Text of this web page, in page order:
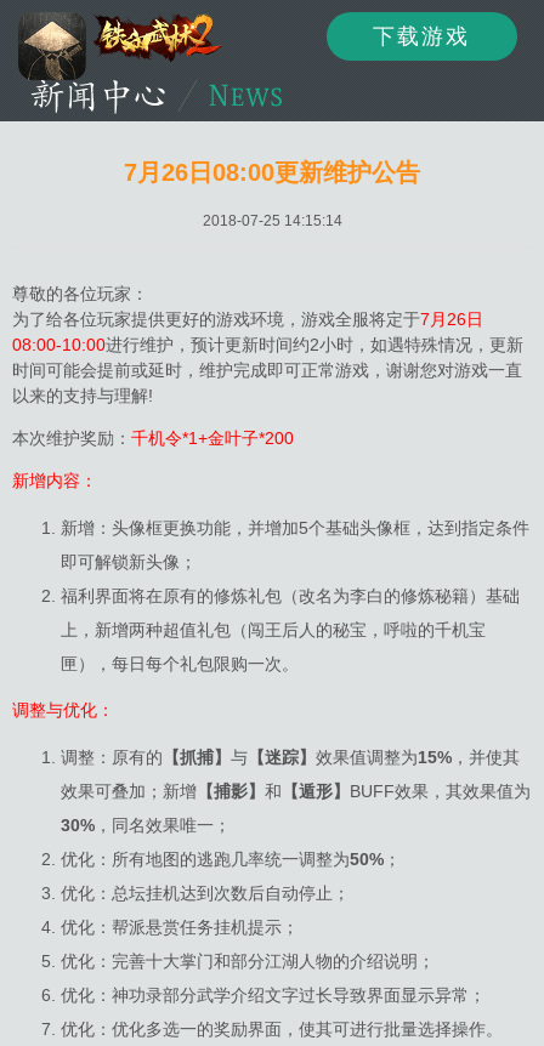
下载游戏
7月26日08:00更新维护公告
2018-07-25 14:15:14
尊敬的各位玩家：
为了给各位玩家提供更好的游戏环境，游戏全服将定于7月26日
08:00-10:00进行维护，预计更新时间约2小时，如遇特殊情况，更新
时间可能会提前或延时，维护完成即可正常游戏，谢谢您对游戏一直
以来的支持与理解!
本次维护奖励： 千机令*1+金叶子*200
新增内容：
新增：头像框更换功能，并增加5个基础头像框，达到指定条件
即可解锁新头像；
福利界面将在原有的修炼礼包（改名为李白的修炼秘籍）基础
上，新增两种超值礼包（闯王后人的秘宝，呼啦的千机宝
匣），每日每个礼包限购一次。
调整与优化：
调整：原有的 【抓捕】 与 【迷踪】 效果值调整为15% ，并使其
效果可叠加；新增 【捕影】 和 【遁形】 BUFF效果，其效果值为
30% ，同名效果唯一；
优化：所有地图的逃跑几率统一调整为50% ；
优化：总坛挂机达到次数后自动停止；
优化：帮派悬赏任务挂机提示；
优化：完善十大掌门和部分江湖人物的介绍说明；
优化：神功录部分武学介绍文字过长导致界面显示异常；
优化：优化多选一的奖励界面，使其可进行批量选择操作。
资讯
论坛 下载 客服